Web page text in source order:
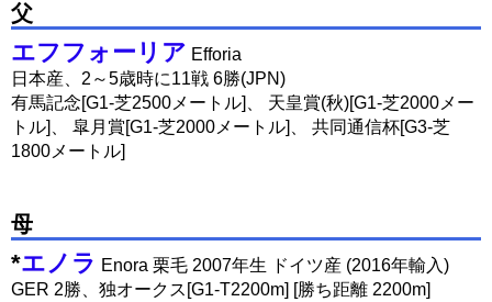
父
エフフォーリア Efforia
日本産、2～5歳時に11戦 6勝(JPN)
有馬記念[G1-芝2500メートル]、 天皇賞(秋)[G1-芝2000メー
トル]、 皐月賞[G1-芝2000メートル]、 共同通信杯[G3-芝
1800メートル]
母
*エノラ Enora 栗毛 2007年生 ドイツ産 (2016年輸入)
GER 2勝、独オークス[G1-T2200m] [勝ち距離 2200m]